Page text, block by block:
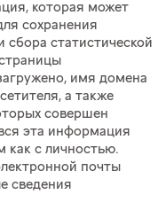
которая может
сохранения
сбора статистической
имя домена
а также
совершен
эта информация
как с личностью.
почты
сведения